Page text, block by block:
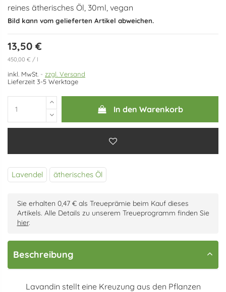
reines ätherisches Öl, 30ml, vegan
Bild kann vom gelieferten Artikel abweichen.
13,50 €
450,00 € / l
inkl. MwSt.
zzgl. Versand
Lieferzeit 3-5 Werktage
In den Warenkorb
Lavendel ätherisches Öl
Sie erhalten 0,47 € als Treueprämie beim Kauf dieses
Artikels. Alle Details zu unserem Treueprogramm finden Sie
hier.
Beschreibung
Lavandin stellt eine Kreuzung aus den Pflanzen